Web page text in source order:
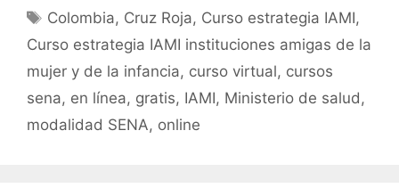
b
o
o
k
A
p
p
ar
tir
Etiquetas
Colombia, Cruz Roja, Curso estrategia IAMI,
Curso estrategia IAMI instituciones amigas de la
mujer y de la infancia, curso virtual, cursos
sena, en línea, gratis, IAMI, Ministerio de salud ,
modalidad SENA, online